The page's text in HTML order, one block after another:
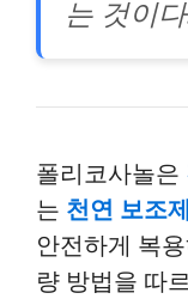
는 것이
폴리코사놀은
는 천연 보조제
안전하게 복
량 방법을 따